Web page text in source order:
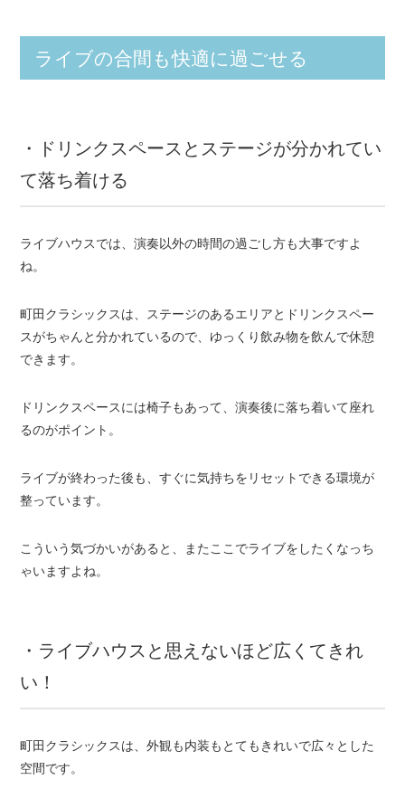
ライブの合間も快適に過ごせる
・ドリンクスペースとステージが分かれてい
て落ち着ける
ライブハウスでは、演奏以外の時間の過ごし方も大事ですよ
ね。
町田クラシックスは、ステージのあるエリアとドリンクスペー
スがちゃんと分かれているので、ゆっくり飲み物を飲んで休憩
できます。
ドリンクスペースには椅子もあって、演奏後に落ち着いて座れ
るのがポイント。
ライブが終わった後も、すぐに気持ちをリセットできる環境が
整っています。
こういう気づかいがあると、またここでライブをしたくなっち
ゃいますよね。
・ライブハウスと思えないほど広くてきれ
い！
町田クラシックスは、外観も内装もとてもきれいで広々とした
空間です。